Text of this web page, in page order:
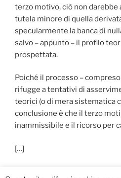
terzo motivo, ciò non darebbe
tutela minore di quella
specularmente la banca di
salvo – appunto – il profilo
prospettata.
Poiché il processo –
rifugge a tentativi di
teorici (o di mera sistematica
conclusione è che il terzo
inammissibile e il ricorso per
[…]